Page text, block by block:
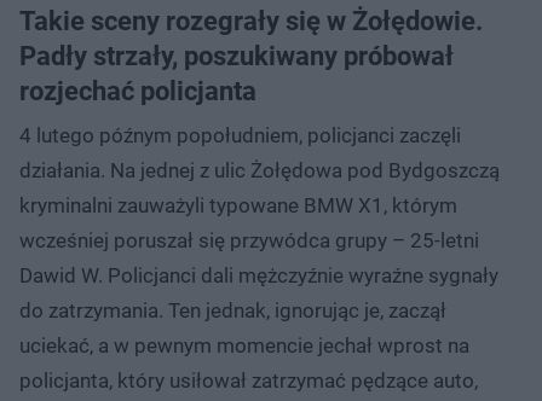
Takie sceny rozegrały się w Żołędowie.
Padły strzały, poszukiwany próbował
rozjechać policjanta
4 lutego późnym popołudniem, policjanci zaczęli
działania. Na jednej z ulic Żołędowa pod Bydgoszczą
kryminalni zauważyli typowane BMW X1, którym
wcześniej poruszał się przywódca grupy – 25-letni
Dawid W. Policjanci dali mężczyźnie wyraźne sygnały
do zatrzymania. Ten jednak, ignorując je, zaczął
uciekać, a w pewnym momencie jechał wprost na
policjanta, który usiłował zatrzymać pędzące auto,